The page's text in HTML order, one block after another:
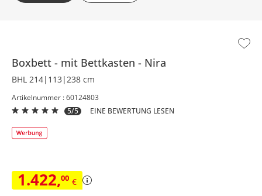
Boxbett mit Bettkasten Nira
BHL 214|113|238 cm
Artikelnummer : 60124803
5/5
EINE BEWERTUNG LESEN
1.422,00 €